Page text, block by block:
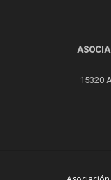
15320